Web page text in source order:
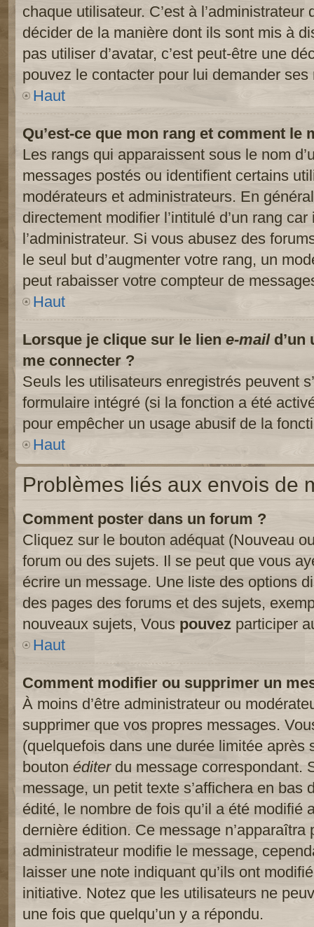
chaque utilisateur. C’est à l’administrateur
décider de la manière dont ils sont mis à
pas utiliser d’avatar, c’est peut-être une
pouvez le contacter pour lui demander ses
Haut
Qu’est-ce que mon rang et comment le
Les rangs qui apparaissent sous le nom
messages postés ou identifient certains
modérateurs et administrateurs. En
directement modifier l’intitulé d’un rang
l’administrateur. Si vous abusez des
le seul but d’augmenter votre rang, un
peut rabaisser votre compteur de
Haut
Lorsque je clique sur le lien e-maild’un
me connecter ?
Seuls les utilisateurs enregistrés peuvent
formulaire intégré (si la fonction a été
pour empêcher un usage abusif de la
Haut
Problèmes liés aux envois de
Comment poster dans un forum ?
Cliquez sur le bouton adéquat (Nouveau
forum ou des sujets. Il se peut que vous
écrire un message. Une liste des options
des pages des forums et des sujets,
nouveaux sujets, Vous pouvez participer
Haut
Comment modifier ou supprimer un
À moins d’être administrateur ou
supprimer que vos propres messages.
(quelquefois dans une durée limitée après
bouton éditerdu message correspondant.
message, un petit texte s’affichera en bas
édité, le nombre de fois qu’il a été modifié
dernière édition. Ce message
administrateur modifie le message,
laisser une note indiquant qu’ils ont
initiative. Notez que les utilisateurs ne
une fois que quelqu’un y a répondu.